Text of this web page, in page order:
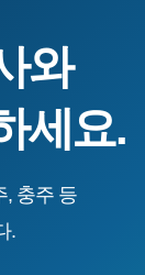
와
세요.
, 충주 등
.